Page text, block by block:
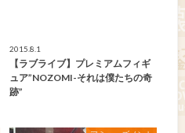
2015.8.1
【ラブライブ】プレミアムフィギ
ュア”NOZOMI-それは僕たちの奇
跡”